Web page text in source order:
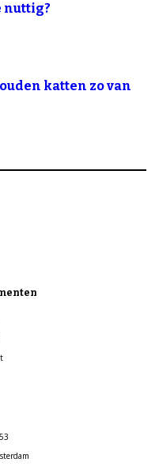
nuttig?
katten zo van